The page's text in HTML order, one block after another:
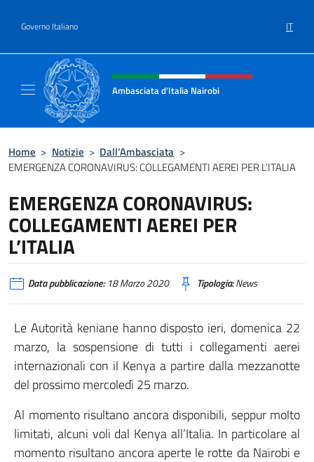
Governo Italiano IT
Intestazione sito, social e menù
Ambasciata d'Italia Nairobi
Home > Notizie > Dall’Ambasciata >
EMERGENZA CORONAVIRUS: COLLEGAMENTI AEREI PER L’ITALIA
EMERGENZA CORONAVIRUS:
COLLEGAMENTI AEREI PER
L’ITALIA
Data pubblicazione:18 Marzo 2020 Tipologia:News
Le Autorità keniane hanno disposto ieri, domenica 22
marzo, la sospensione di tutti i collegamenti aerei
internazionali con il Kenya a partire dalla mezzanotte
del prossimo mercoledì 25 marzo.
Al momento risultano ancora disponibili, seppur molto
limitati, alcuni voli dal Kenya all’Italia. In particolare al
momento risultano ancora aperte le rotte da Nairobi e